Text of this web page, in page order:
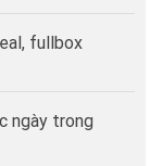
fullbox
ngày trong